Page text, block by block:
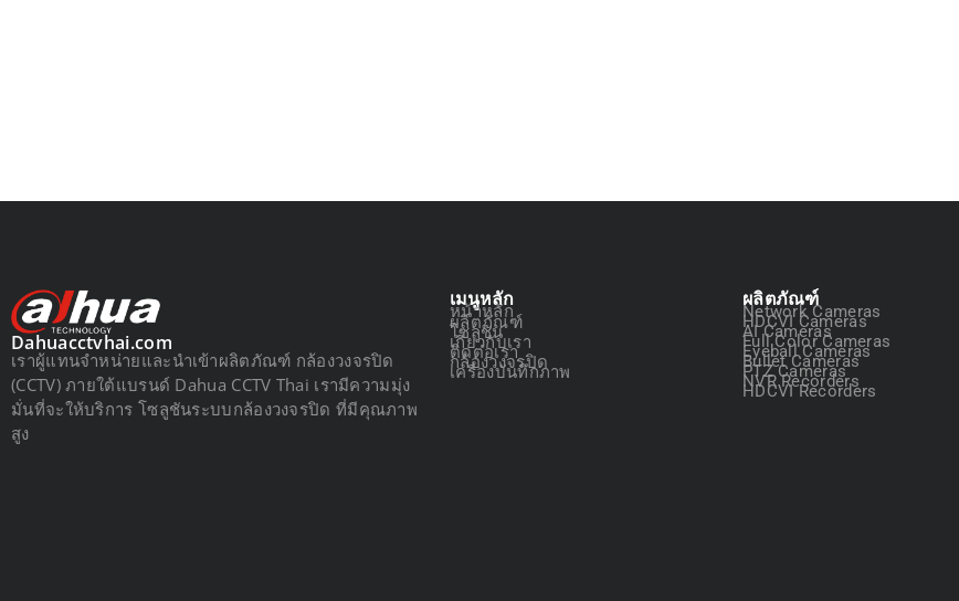
Dahuacctvhai.com
เราผู้แทนจำหน่ายและนำเข้าผลิตภัณฑ์ กล้องวงจรปิด
(CCTV) ภายใต้แบรนด์ Dahua CCTV Thai เรามีความมุ่ง
มั่นที่จะให้บริการ โซลูชันระบบกล้องวงจรปิด ที่มีคุณภาพ
สูง
เมนูหลัก
หน้าหลัก
ผลิตภัณฑ์
โซลูชัน
เกี่ยวกับเรา
ติดต่อเรา
กล้องวงจรปิด
เครื่องบันทึกภาพ
ผลิตภัณฑ์
Network Cameras
HDCVI Cameras
AI Cameras
Full Color Cameras
Eyeball Cameras
Bullet Cameras
PTZ Cameras
NVR Recorders
HDCVI Recorders